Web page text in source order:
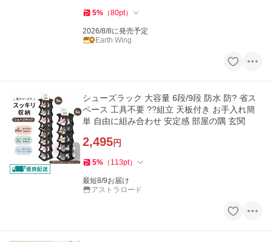
5% （80pt）
2026/8/8に発売予定
Earth Wing
シューズラック 大容量 6段/9段 防水 防? 省ス
ペース 工具不要 ??組立 天板付き お手入れ簡
単 自由に組み合わせ 安定感 部屋の隅 玄関
2,495円
5% （ 113pt）
最短8/9お届け
アストラロード